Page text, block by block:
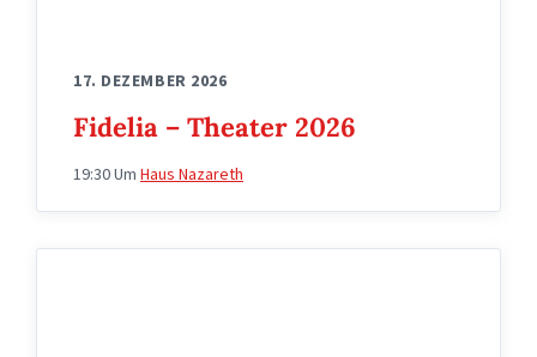
17. DEZEMBER 2026
Fidelia – Theater 2026
19:30Um Haus Nazareth